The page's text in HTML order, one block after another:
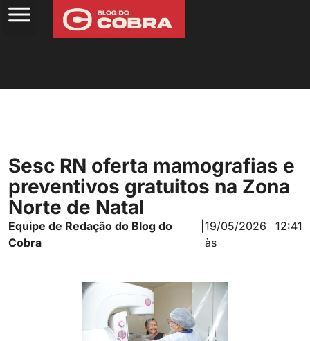
Sesc RN oferta mamografias e
preventivos gratuitos na Zona
Norte de Natal
Equipe de Redação do Blog do
Cobra
|19/05/2026
às
12:41